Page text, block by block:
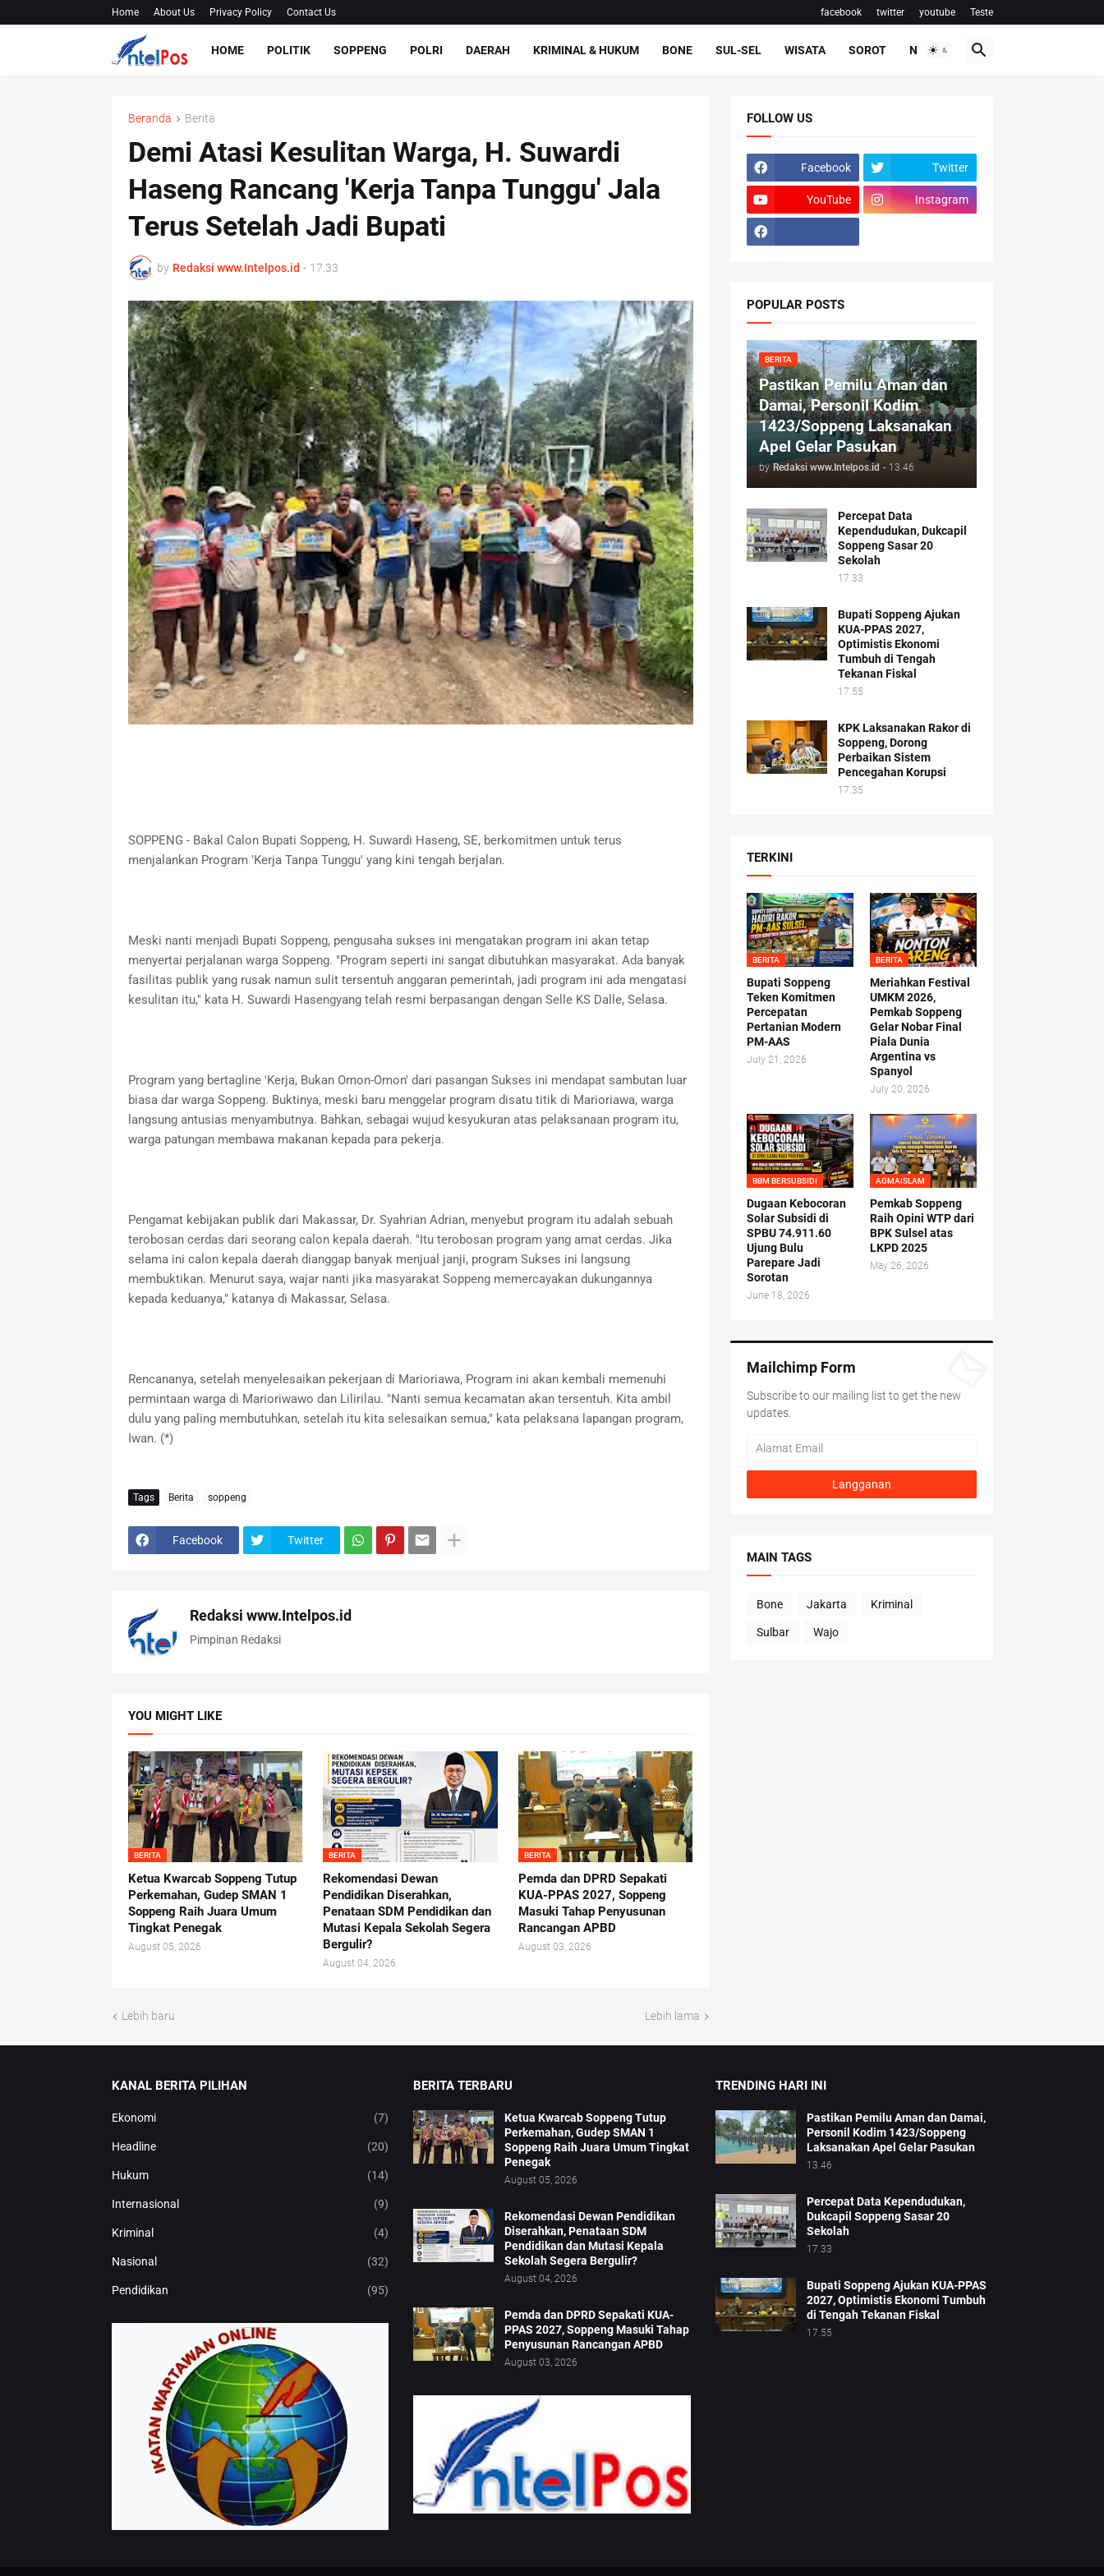
Home About Us Privacy Policy Contact Us facebook twitter youtube Teste
HOME POLITIK SOPPENG POLRI DAERAH KRIMINAL & HUKUM BONE SUL-SEL WISATA SOROT NASIONAL
Beranda Berita
Demi Atasi Kesulitan Warga, H. Suwardi
Haseng Rancang 'Kerja Tanpa Tunggu' Jala
Terus Setelah Jadi Bupati
by Redaksi www.Intelpos.id - 17.33
SOPPENG - Bakal Calon Bupati Soppeng, H. Suwardi Haseng, SE, berkomitmen untuk terus
menjalankan Program 'Kerja Tanpa Tunggu' yang kini tengah berjalan.
Meski nanti menjadi Bupati Soppeng, pengusaha sukses ini mengatakan program ini akan tetap
menyertai perjalanan warga Soppeng. "Program seperti ini sangat dibutuhkan masyarakat. Ada banyak
fasilitas publik yang rusak namun sulit tersentuh anggaran pemerintah, jadi program ini ada mengatasi
kesulitan itu," kata H. Suwardi Hasengyang telah resmi berpasangan dengan Selle KS Dalle, Selasa.
Program yang bertagline 'Kerja, Bukan Omon-Omon' dari pasangan Sukses ini mendapat sambutan luar
biasa dar warga Soppeng. Buktinya, meski baru menggelar program disatu titik di Marioriawa, warga
langsung antusias menyambutnya. Bahkan, sebagai wujud kesyukuran atas pelaksanaan program itu,
warga patungan membawa makanan kepada para pekerja.
Pengamat kebijakan publik dari Makassar, Dr. Syahrian Adrian, menyebut program itu adalah sebuah
terobosan cerdas dari seorang calon kepala daerah. "Itu terobosan program yang amat cerdas. Jika
selama ini calon kepala daerah dianggap banyak menjual janji, program Sukses ini langsung
membuktikan. Menurut saya, wajar nanti jika masyarakat Soppeng memercayakan dukungannya
kepada keduanya," katanya di Makassar, Selasa.
Rencananya, setelah menyelesaikan pekerjaan di Marioriawa, Program ini akan kembali memenuhi
permintaan warga di Marioriwawo dan Lilirilau. "Nanti semua kecamatan akan tersentuh. Kita ambil
dulu yang paling membutuhkan, setelah itu kita selesaikan semua," kata pelaksana lapangan program,
Iwan. (*)
Tags Berita soppeng
Facebook Twitter
Redaksi www.Intelpos.id
Pimpinan Redaksi
YOU MIGHT LIKE
BERITA
Ketua Kwarcab Soppeng Tutup
Perkemahan, Gudep SMAN 1
Soppeng Raih Juara Umum
Tingkat Penegak
August 05, 2026
BERITA
Rekomendasi Dewan
Pendidikan Diserahkan,
Penataan SDM Pendidikan dan
Mutasi Kepala Sekolah Segera
Bergulir?
August 04, 2026
BERITA
Pemda dan DPRD Sepakati
KUA-PPAS 2027, Soppeng
Masuki Tahap Penyusunan
Rancangan APBD
August 03, 2026
Lebih baru Lebih lama
FOLLOW US
Facebook Twitter
YouTube Instagram
POPULAR POSTS
BERITA
Pastikan Pemilu Aman dan
Damai, Personil Kodim
1423/Soppeng Laksanakan
Apel Gelar Pasukan
by Redaksi www.Intelpos.id - 13.46
Percepat Data
Kependudukan, Dukcapil
Soppeng Sasar 20
Sekolah
17.33
Bupati Soppeng Ajukan
KUA-PPAS 2027,
Optimistis Ekonomi
Tumbuh di Tengah
Tekanan Fiskal
17.55
KPK Laksanakan Rakor di
Soppeng, Dorong
Perbaikan Sistem
Pencegahan Korupsi
17.35
TERKINI
BERITA
Bupati Soppeng
Teken Komitmen
Percepatan
Pertanian Modern
PM-AAS
July 21, 2026
BERITA
Meriahkan Festival
UMKM 2026,
Pemkab Soppeng
Gelar Nobar Final
Piala Dunia
Argentina vs
Spanyol
July 20, 2026
BBM BERSUBSIDI
Dugaan Kebocoran
Solar Subsidi di
SPBU 74.911.60
Ujung Bulu
Parepare Jadi
Sorotan
June 18, 2026
AGMAISLAM
Pemkab Soppeng
Raih Opini WTP dari
BPK Sulsel atas
LKPD 2025
May 26, 2026
Mailchimp Form
Subscribe to our mailing list to get the new
updates.
MAIN TAGS
Bone Jakarta Kriminal
Sulbar Wajo
KANAL BERITA PILIHAN
Ekonomi (7)
Headline (20)
Hukum (14)
Internasional (9)
Kriminal (4)
Nasional (32)
Pendidikan (95)
BERITA TERBARU
Ketua Kwarcab Soppeng Tutup
Perkemahan, Gudep SMAN 1
Soppeng Raih Juara Umum Tingkat
Penegak
August 05, 2026
Rekomendasi Dewan Pendidikan
Diserahkan, Penataan SDM
Pendidikan dan Mutasi Kepala
Sekolah Segera Bergulir?
August 04, 2026
Pemda dan DPRD Sepakati KUA-
PPAS 2027, Soppeng Masuki Tahap
Penyusunan Rancangan APBD
August 03, 2026
TRENDING HARI INI
Pastikan Pemilu Aman dan Damai,
Personil Kodim 1423/Soppeng
Laksanakan Apel Gelar Pasukan
13.46
Percepat Data Kependudukan,
Dukcapil Soppeng Sasar 20
Sekolah
17.33
Bupati Soppeng Ajukan KUA-PPAS
2027, Optimistis Ekonomi Tumbuh
di Tengah Tekanan Fiskal
17.55